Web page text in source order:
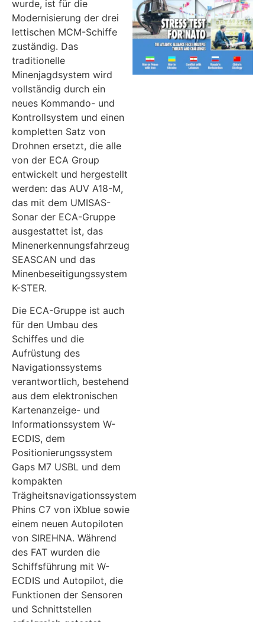
wurde, ist für die
Modernisierung der drei
lettischen MCM-Schiffe
zuständig. Das
traditionelle
Minenjagdsystem wird
vollständig durch ein
neues Kommando- und
Kontrollsystem und einen
kompletten Satz von
Drohnen ersetzt, die alle
von der ECA Group
entwickelt und hergestellt
werden: das AUV A18-M,
das mit dem UMISAS-
Sonar der ECA-Gruppe
ausgestattet ist, das
Minenerkennungsfahrzeug
SEASCAN und das
Minenbeseitigungssystem
K-STER.
Die ECA-Gruppe ist auch
für den Umbau des
Schiffes und die
Aufrüstung des
Navigationssystems
verantwortlich, bestehend
aus dem elektronischen
Kartenanzeige- und
Informationssystem W-
ECDIS, dem
Positionierungssystem
Gaps M7 USBL und dem
kompakten
Trägheitsnavigationssystem
Phins C7 von iXblue sowie
einem neuen Autopiloten
von SIREHNA. Während
des FAT wurden die
Schiffsführung mit W-
ECDIS und Autopilot, die
Funktionen der Sensoren
und Schnittstellen